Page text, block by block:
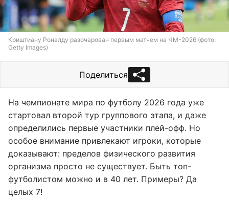
Криштиану Роналду разочарован первым матчем на ЧМ-2026 (фото:
Getty Images)
Поделиться
На чемпионате мира по футболу 2026 года уже
стартовал второй тур группового этапа, и даже
определились первые участники плей-офф. Но
особое внимание привлекают игроки, которые
доказывают: пределов физического развития
организма просто не существует. Быть топ-
футболистом можно и в 40 лет. Примеры? Да
целых 7!